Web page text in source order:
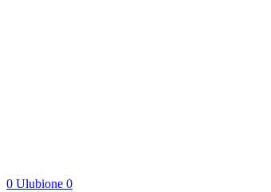
0 Ulubione 0